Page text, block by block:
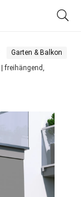
Garten & Balkon
freihängend,